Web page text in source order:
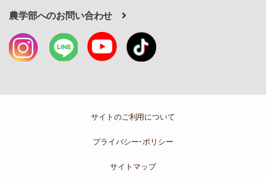
農学部へのお問い合わせ
サイトのご利用について
プライバシー･ポリシー
サイトマップ